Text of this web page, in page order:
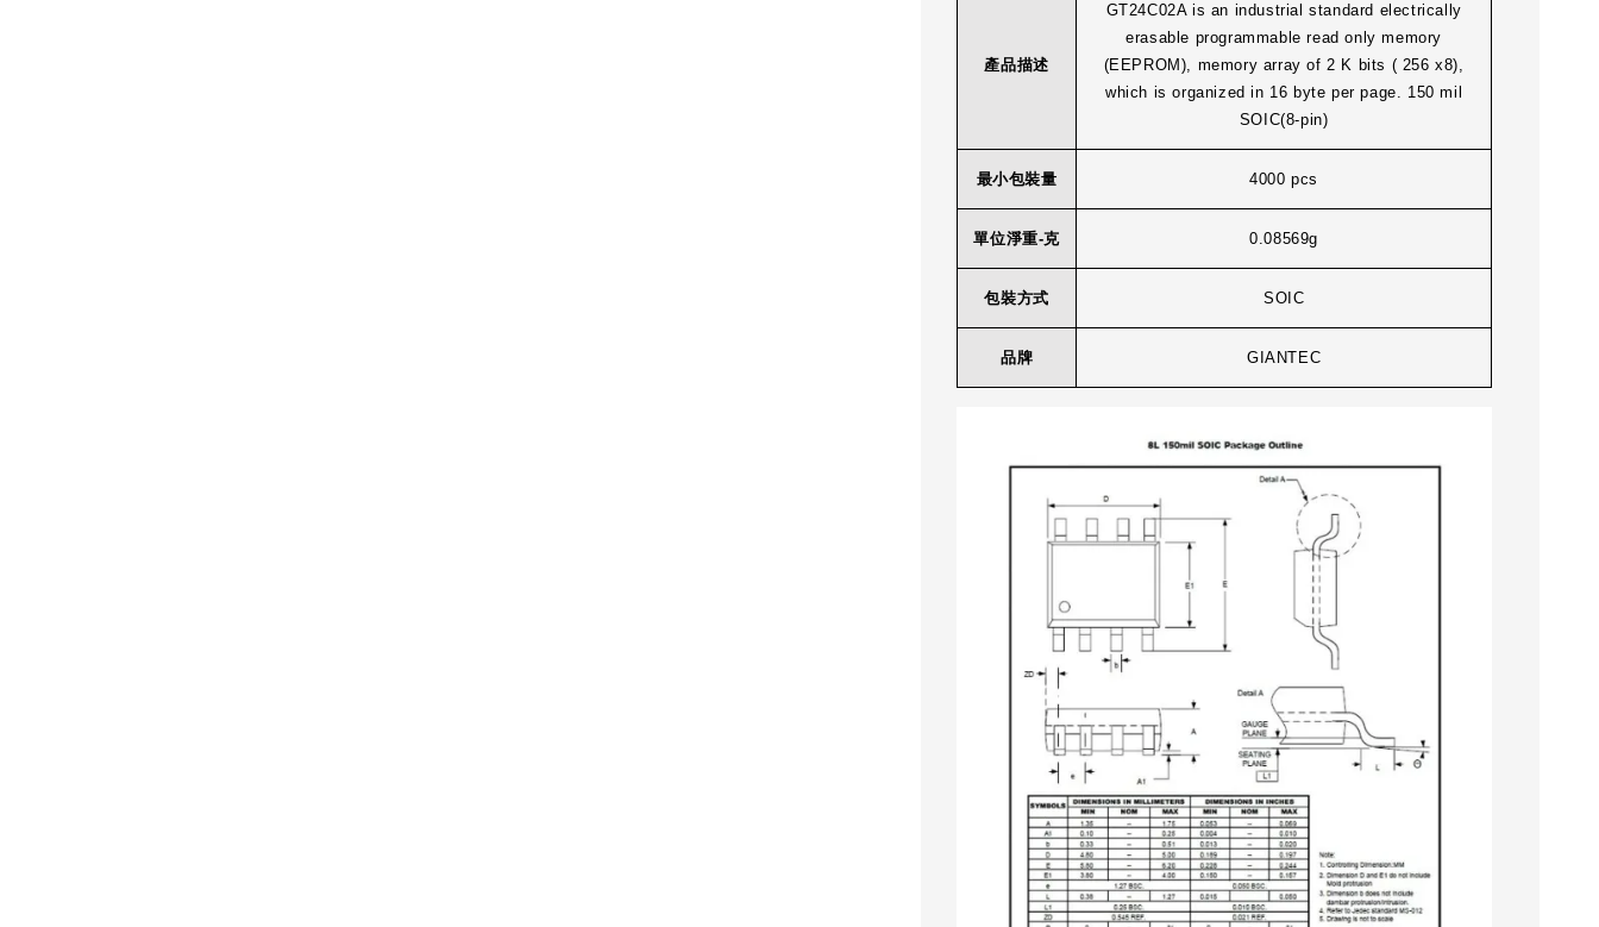
產品描述
GT24C02A is an industrial standard electrically
erasable programmable read only memory
(EEPROM), memory array of 2 K bits ( 256 x8),
which is organized in 16 byte per page. 150 mil
SOIC(8-pin)
最小包裝量 4000 pcs
單位淨重-克 0.08569g
包裝方式 SOIC
品牌 GIANTEC